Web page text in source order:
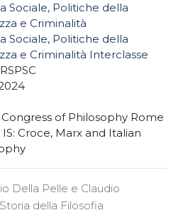
Sociale, Politiche della
e Criminalità
Sociale, Politiche della
e Criminalità Interclasse
of Philosophy Rome
Croce, Marx and Italian
Della Pelle e Claudio
della Filosofia